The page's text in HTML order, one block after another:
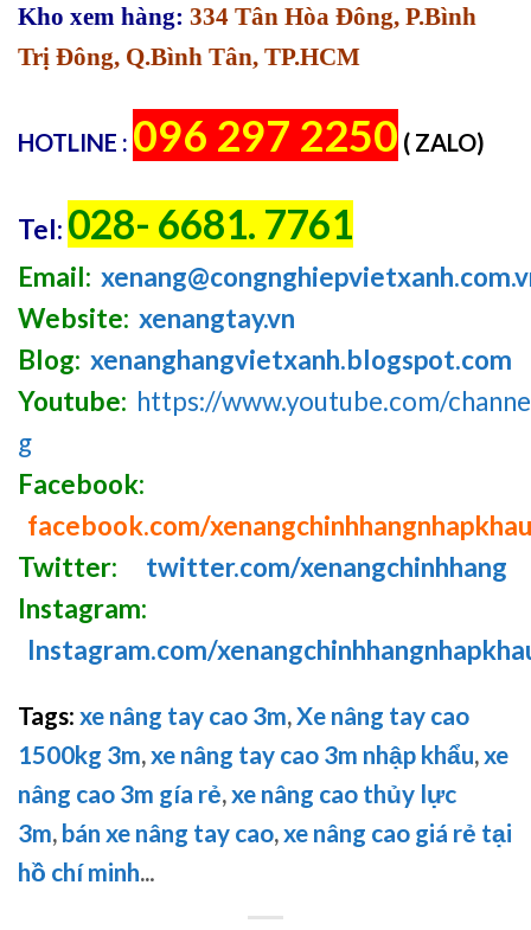
Kho xem hàng: 334 Tân Hòa Đông, P.Bình
Trị Đông, Q.Bình Tân, TP.HCM
HOTLINE : 096 297 2250 ( ZALO)
Tel: 028- 6681. 7761
Email:
Website: xenangtay.vn
Blog: xenanghangvietxanh.blogspot.com
Youtube: https://www.youtube.com/
g
Facebook:
facebook.com/xenangchinhhangnhapkhau
Twitter:
twitter.com/xenangchinhhang
Instagram:
Instagram.com/
Tags: xe nâng tay cao 3m,Xe nâng tay cao
1500kg 3m,xe nâng tay cao 3m nhập khẩu,xe
nâng cao 3m gía rẻ,xe nâng cao thủy lực
3m, bán xe nâng tay cao,xe nâng cao giá rẻ tại
hồ chí minh...